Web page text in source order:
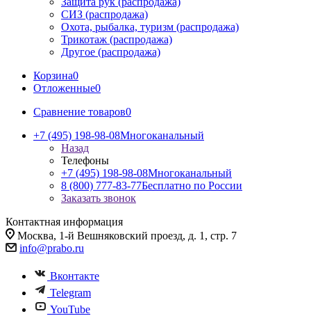
СИЗ (распродажа)
Охота, рыбалка, туризм (распродажа)
Трикотаж (распродажа)
Другое (распродажа)
Корзина0
Отложенные0
Сравнение товаров0
+7 (495) 198-98-08Многоканальный
Назад
Телефоны
+7 (495) 198-98-08Многоканальный
8 (800) 777-83-77Бесплатно по России
Заказать звонок
Контактная информация
Москва, 1-й Вешняковский проезд, д. 1, стр. 7
info@prabo.ru
Вконтакте
Telegram
YouTube